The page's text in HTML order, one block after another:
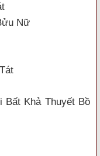
Nữ
Bất Khả Thuyết Bồ